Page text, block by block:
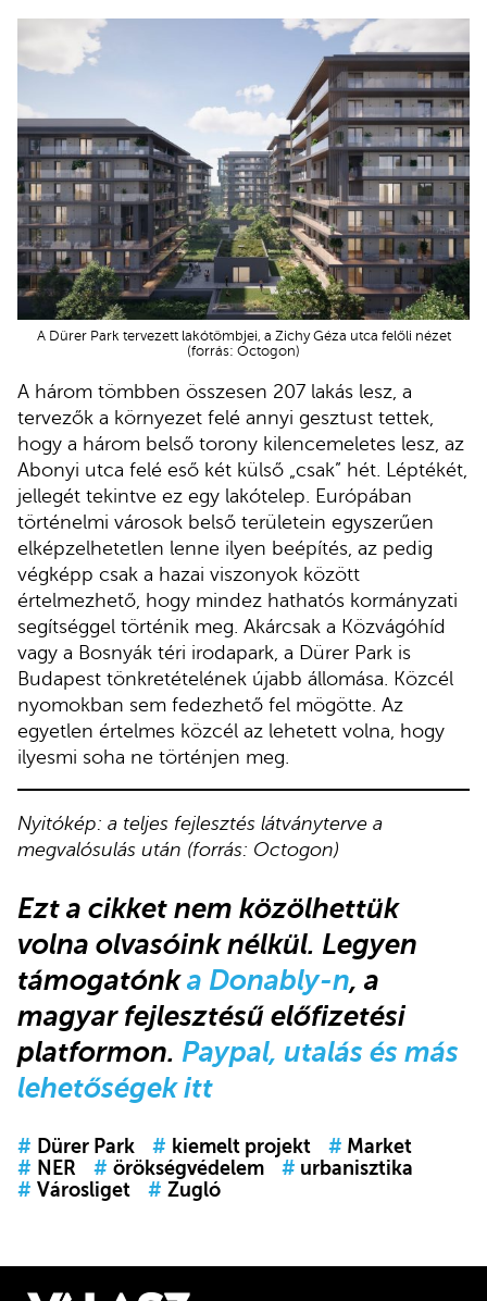
A Dürer Park tervezett lakótömbjei, a Zichy Géza utca felőli nézet
(forrás: Octogon)
A három tömbben összesen 207 lakás lesz, a
tervezők a környezet felé annyi gesztust tettek,
hogy a három belső torony kilencemeletes lesz, az
Abonyi utca felé eső két külső „csak” hét. Léptékét,
jellegét tekintve ez egy lakótelep. Európában
történelmi városok belső területein egyszerűen
elképzelhetetlen lenne ilyen beépítés, az pedig
végképp csak a hazai viszonyok között
értelmezhető, hogy mindez hathatós kormányzati
segítséggel történik meg. Akárcsak a Közvágóhíd
vagy a Bosnyák téri irodapark, a Dürer Park is
Budapest tönkretételének újabb állomása. Közcél
nyomokban sem fedezhető fel mögötte. Az
egyetlen értelmes közcél az lehetett volna, hogy
ilyesmi soha ne történjen meg.
Nyitókép: a teljes fejlesztés látványterve a
megvalósulás után (forrás: Octogon)
Ezt a cikket nem közölhettük
volna olvasóink nélkül. Legyen
támogatónka Donably-n, a
magyar fejlesztésű előfizetési
platformon. Paypal, utalás és más
lehetőségek itt
# Dürer Park # kiemelt projekt # Market
# NER # örökségvédelem # urbanisztika
# Városliget # Zugló